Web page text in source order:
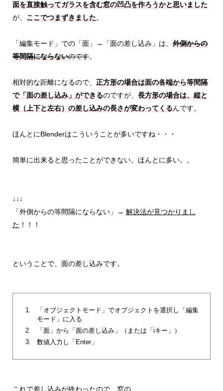
面を直接触ってガラスを含む窓の凹凸を作ろうかと思いました
が、 ここでつまずきました。
「編集モード」での「面」→「面の差し込み」は、 外側からの
等間隔にならないのです。
相対的な距離になるので、 正方形の場合は面の各端から等間隔
で「面の差し込み」ができるのですが、 長方形の場合は、縦と
横（上下と左右）の差し込みの長さが変わってくるんです。
ほんとにBlenderはこういうことが多いですね・・・
簡単に出来ると思ったことができない。ほんとに多い。。
↓↓↓
「外側からの等間隔にならない」→ 解決法が見つかりまし
た ！！！
ということで、面の差し込みです。
「オブジェクトモード」でオブジェクトを選択し「編集
モード」に入る
「面」から「面の差し込み」（または「iキー」）
数値入力し「Enter」
これで差し込みが終わったので、窓の